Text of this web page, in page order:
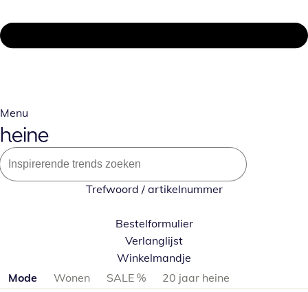
Menu
Trefwoord / artikelnummer
Bestelformulier
Verlanglijst
Winkelmandje
Productcategorieën overslaan
Mode Wonen SALE %
20 jaar heine